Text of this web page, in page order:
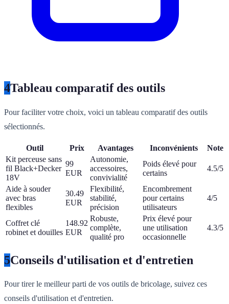
4Tableau comparatif des outils
Pour faciliter votre choix, voici un tableau comparatif des outils
sélectionnés.
Outil Prix Avantages Inconvénients
Note
Kit perceuse sans
fil Black+Decker
18V
99
EUR
Autonomie,
accessoires,
convivialité
Poids élevé pour
certains
4.5/5
Aide à souder
avec bras
flexibles
30.49
EUR
Flexibilité,
stabilité,
précision
Encombrement
pour certains
utilisateurs
4/5
Coffret clé
robinet et douilles
148.92
EUR
Robuste,
complète,
qualité pro
Prix élevé pour
une utilisation
occasionnelle
4.3/5
5Conseils d'utilisation et d'entretien
Pour tirer le meilleur parti de vos outils de bricolage, suivez ces
conseils d'utilisation et d'entretien.